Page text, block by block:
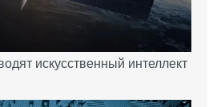
искусственный интеллект